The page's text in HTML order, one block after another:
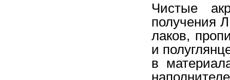
Чистые
получения
лаков,
и
в